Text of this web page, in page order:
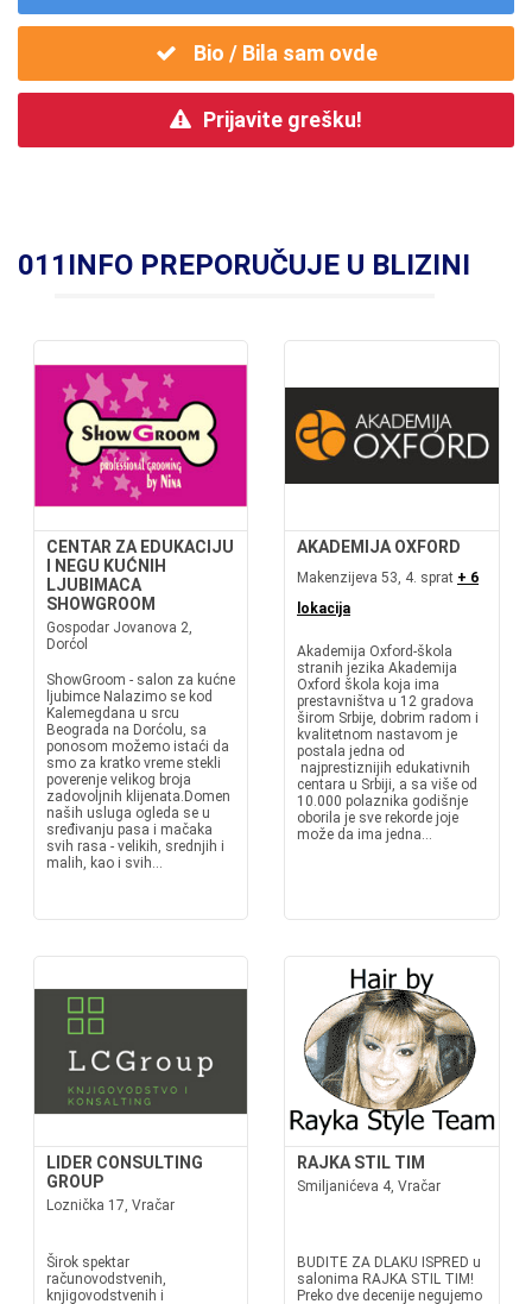
Bio / Bila sam ovde
Prijavite grešku!
011INFO PREPORUČUJE U BLIZINI
CENTAR ZA EDUKACIJU
I NEGU KUĆNIH
LJUBIMACA
SHOWGROOM
Gospodar Jovanova 2,
Dorćol
ShowGroom - salon za kućne
ljubimce Nalazimo se kod
Kalemegdana u srcu
Beograda na Dorćolu, sa
ponosom možemo istaći da
smo za kratko vreme stekli
poverenje velikog broja
zadovoljnih klijenata.Domen
naših usluga ogleda se u
sređivanju pasa i mačaka
svih rasa - velikih, srednjih i
malih, kao i svih...
AKADEMIJA OXFORD
Makenzijeva 53, 4. sprat + 6
lokacija
Akademija Oxford-škola
stranih jezika Akademija
Oxford škola koja ima
prestavništva u 12 gradova
širom Srbije, dobrim radom i
kvalitetnom nastavom je
postala jedna od
najprestiznijih edukativnih
centara u Srbiji, a sa više od
10.000 polaznika godišnje
oborila je sve rekorde joje
može da ima jedna...
LIDER CONSULTING
GROUP
Loznička 17, Vračar
Širok spektar
računovodstvenih,
knjigovodstvenih i
RAJKA STIL TIM
Smiljanićeva 4, Vračar
BUDITE ZA DLAKU ISPRED u
salonima RAJKA STIL TIM!
Preko dve decenije negujemo